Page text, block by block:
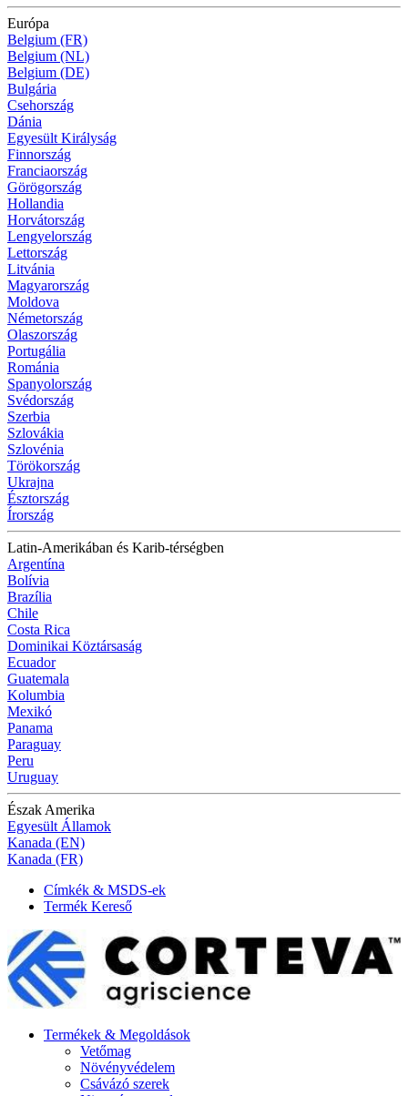
Európa
Belgium (FR)
Belgium (NL)
Belgium (DE)
Bulgária
Csehország
Dánia
Egyesült Királyság
Finnország
Franciaország
Görögország
Hollandia
Horvátország
Lengyelország
Lettország
Litvánia
Magyarország
Moldova
Németország
Olaszország
Portugália
Románia
Spanyolország
Svédország
Szerbia
Szlovákia
Szlovénia
Törökország
Ukrajna
Észtország
Írország
Latin-Amerikában és Karib-térségben
Argentína
Bolívia
Brazília
Chile
Costa Rica
Dominikai Köztársaság
Ecuador
Guatemala
Kolumbia
Mexikó
Panama
Paraguay
Peru
Uruguay
Észak Amerika
Egyesült Államok
Kanada (EN)
Kanada (FR)
Címkék & MSDS-ek
Termék Kereső
Termékek & Megoldások
Vetőmag
Növényvédelem
Csávázó szerek